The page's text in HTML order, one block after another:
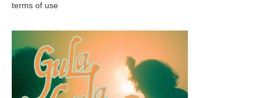
terms of use